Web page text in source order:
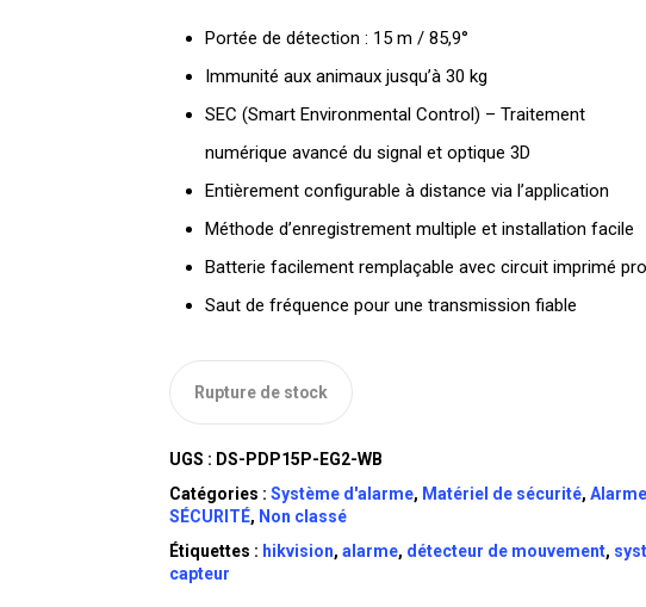
Portée de détection : 15 m / 85,9°
Immunité aux animaux jusqu’à 30 kg
SEC (Smart Environmental Control) – Traitement
numérique avancé du signal et optique 3D
Entièrement configurable à distance via l’application
Méthode d’enregistrement multiple et installation facile
Batterie facilement remplaçable avec circuit imprimé
Saut de fréquence pour une transmission fiable
Rupture de stock
UGS : DS-PDP15P-EG2-WB
Catégories : Système d'alarme, Matériel de sécurité,
SÉCURITÉ, Non classé
Étiquettes : hikvision, alarme, détecteur de mouvement,
capteur